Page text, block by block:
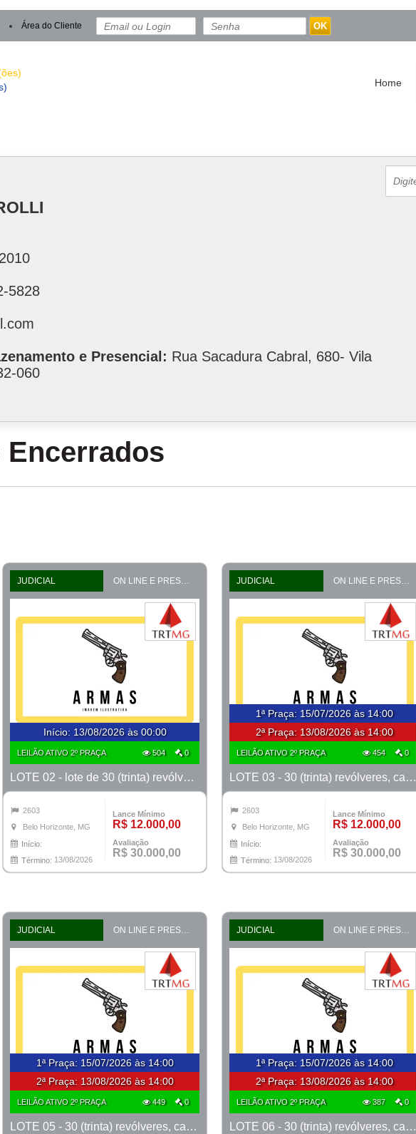
Área do Cliente OK
Home
5828
e Presencial: Rua Sacadura Cabral, 680- Vila
060
JUDICIAL ON LINE E PRESENCIAL
Início: 13/08/2026 às 00:00
LEILÃO ATIVO 2º PRAÇA 504 0
LOTE 02 - lote de 30 (trinta) revólveres, calibre 38, marcas Taurus e Rossi
2603
Belo Horizonte, MG
Início:
Término: 13/08/2026
Lance Mínimo
R$ 12.000,00
Avaliação
R$ 30.000,00
JUDICIAL ON LINE E PRESENCIAL
1ª Praça: 15/07/2026 às 14:00
2ª Praça: 13/08/2026 às 14:00
LEILÃO ATIVO 2º PRAÇA 454 0
LOTE 03 - 30 (trinta) revólveres, calibre 38, marcas Taurus e Rossi
2603
Belo Horizonte, MG
Início:
Término: 13/08/2026
Lance Mínimo
R$ 12.000,00
Avaliação
R$ 30.000,00
JUDICIAL ON LINE E PRESENCIAL
1ª Praça: 15/07/2026 às 14:00
2ª Praça: 13/08/2026 às 14:00
LEILÃO ATIVO 2º PRAÇA 449 0
LOTE 05 - 30 (trinta) revólveres, calibre 38, marcas Taurus e Rossi
JUDICIAL ON LINE E PRESENCIAL
1ª Praça: 15/07/2026 às 14:00
2ª Praça: 13/08/2026 às 14:00
LEILÃO ATIVO 2º PRAÇA 387 0
LOTE 06 - 30 (trinta) revólveres, calibre 38, marcas Taurus e Rossi